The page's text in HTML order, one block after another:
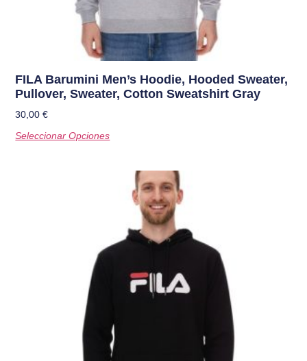
FILA Barumini Men’s Hoodie, Hooded Sweater,
Pullover, Sweater, Cotton Sweatshirt Gray
30,00€
Seleccionar Opciones